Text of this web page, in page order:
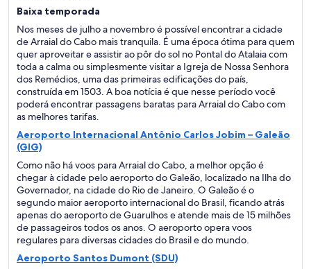
Baixa temporada
Nos meses de julho a novembro é possível encontrar a cidade
de Arraial do Cabo mais tranquila. É uma época ótima para quem
quer aproveitar e assistir ao pôr do sol no Pontal do Atalaia com
toda a calma ou simplesmente visitar a Igreja de Nossa Senhora
dos Remédios, uma das primeiras edificações do país,
construída em 1503. A boa notícia é que nesse período você
poderá encontrar passagens baratas para Arraial do Cabo com
as melhores tarifas.
Aeroporto Internacional Antônio Carlos Jobim – Galeão
(GIG)
Como não há voos para Arraial do Cabo, a melhor opção é
chegar à cidade pelo aeroporto do Galeão, localizado na Ilha do
Governador, na cidade do Rio de Janeiro. O Galeão é o
segundo maior aeroporto internacional do Brasil, ficando atrás
apenas do aeroporto de Guarulhos e atende mais de 15 milhões
de passageiros todos os anos. O aeroporto opera voos
regulares para diversas cidades do Brasil e do mundo.
Aeroporto Santos Dumont (SDU)